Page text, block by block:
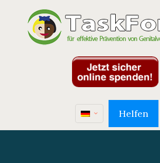
Helfen